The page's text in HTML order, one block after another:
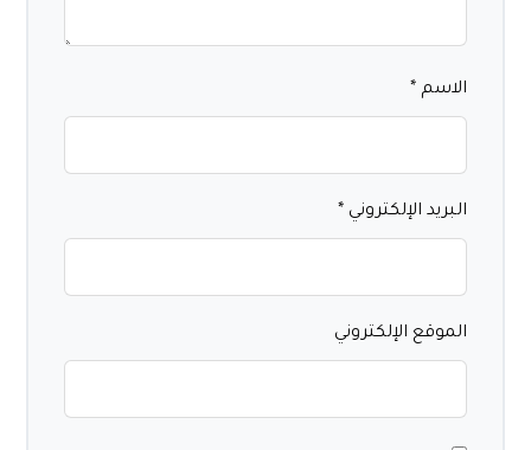
الاسم *
البريد الإلكتروني *
الموقع الإلكتروني